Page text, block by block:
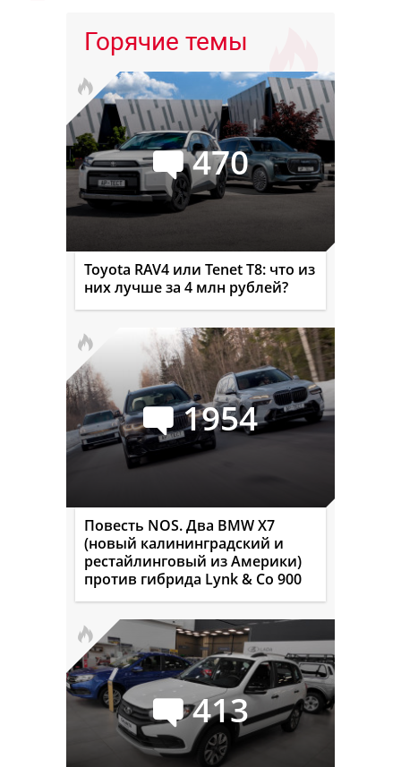
Горячие темы
470
Toyota RAV4 или Tenet T8: что из
них лучше за 4 млн рублей?
1954
Повесть NOS. Два BMW X7
(новый калининградский и
рестайлинговый из Америки)
против гибрида Lynk & Co 900
413